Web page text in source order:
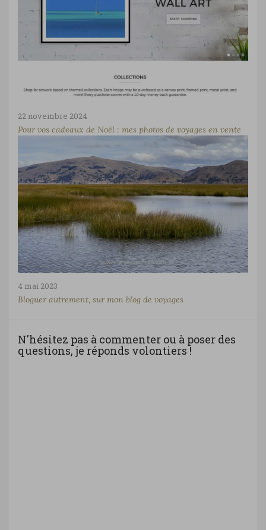
22 novembre 2024
Pour vos cadeaux de Noël : mes photos de voyages en vente
4 mai 2023
Bloguer autrement, sur mon blog de voyages
N'hésitez pas à commenter ou à poser des
questions, je réponds volontiers !